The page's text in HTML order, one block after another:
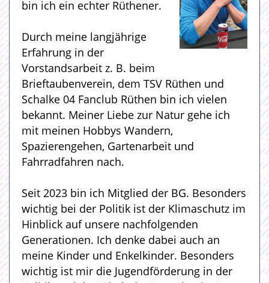
bin ich ein echter Rüthener.
Durch meine langjährige
Erfahrung in der
Vorstandsarbeit z. B. beim
Brieftaubenverein, dem TSV Rüthen und
Schalke 04 Fanclub Rüthen bin ich vielen
bekannt. Meiner Liebe zur Natur gehe ich
mit meinen Hobbys Wandern,
Spazierengehen, Gartenarbeit und
Fahrradfahren nach.
Seit 2023 bin ich Mitglied der BG. Besonders
wichtig bei der Politik ist der Klimaschutz im
Hinblick auf unsere nachfolgenden
Generationen. Ich denke dabei auch an
meine Kinder und Enkelkinder. Besonders
wichtig ist mir die Jugendförderung in der